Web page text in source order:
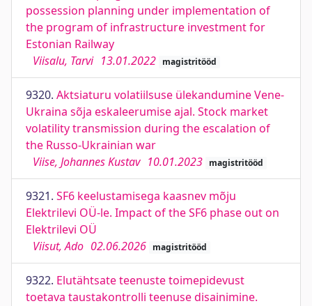
possession planning under implementation of
the program of infrastructure investment for
Estonian Railway
Viisalu, Tarvi 13.01.2022 magistritööd
9320. Aktsiaturu volatiilsuse ülekandumine Vene-
Ukraina sõja eskaleerumise ajal. Stock market
volatility transmission during the escalation of
the Russo-Ukrainian war
Viise, Johannes Kustav 10.01.2023 magistritööd
9321. SF6 keelustamisega kaasnev mõju
Elektrilevi OÜ-le. Impact of the SF6 phase out on
Elektrilevi OÜ
Viisut, Ado 02.06.2026 magistritööd
9322. Elutähtsate teenuste toimepidevust
toetava taustakontrolli teenuse disainimine.